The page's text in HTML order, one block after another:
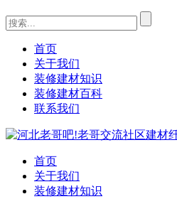
首页
关于我们
装修建材知识
装修建材百科
联系我们
首页
关于我们
装修建材知识